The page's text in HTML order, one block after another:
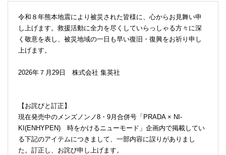
令和８年熊本地震により被災された皆様に、心からお見舞い申
し上げます。救援活動に全力を尽くしていらっしゃる方々に深
く敬意を表し、被災地域の一日も早い復旧・復興をお祈り申し
上げます。
2026年７月29日 株式会社 集英社
【お詫びと訂正】
現在発売中のメンズノンノ8・9月合併号「PRADA × NI-
KI(ENHYPEN) 時をかけるニューモード」企画内で掲載してい
る下記のアイテムにつきまして、一部内容に誤りがありまし
た。訂正し、お詫び申し上げます。